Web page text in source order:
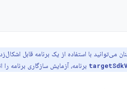
برنامه، آزمایش سازگاری برنامه را